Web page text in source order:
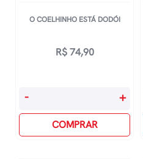
O COELHINHO ESTÁ DODÓI
R$74,90
O
Dodói
- +
COMPRAR